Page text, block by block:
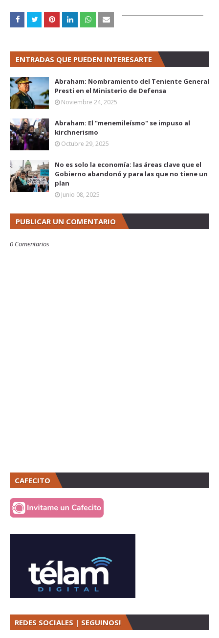
ENTRADAS QUE PUEDEN INTERESARTE
Abraham: Nombramiento del Teniente General
Presti en el Ministerio de Defensa
Noviembre 24, 2025
Abraham: El "menemileísmo" se impuso al
kirchnerismo
Octubre 29, 2025
No es solo la economía: las áreas clave que el
Gobierno abandonó y para las que no tiene un
plan
Junio 08, 2025
PUBLICAR UN COMENTARIO
0 Comentarios
CAFECITO
REDES SOCIALES | SEGUINOS!